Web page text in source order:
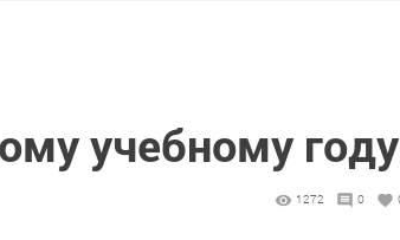
учебному году
1272 0